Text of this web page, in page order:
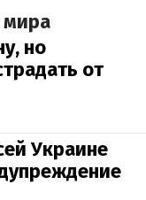
мира
но
от
Украине